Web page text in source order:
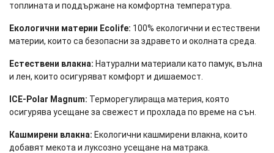
топлината и поддържане на комфортна температура.
Екологични материи Ecolife: 100% екологични и естествени
материи, които са безопасни за здравето и околната среда.
Естествени влакна: Натурални материали като памук, вълна
и лен, които осигуряват комфорт и дишаемост.
ICE-Polar Magnum: Терморегулираща материя, която
осигурява усещане за свежест и прохлада по време на сън.
Кашмирени влакна: Екологични кашмирени влакна, които
добавят мекота и луксозно усещане на матрака.